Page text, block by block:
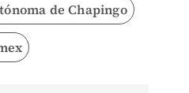
de Chapingo